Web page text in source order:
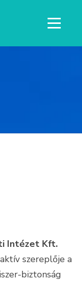
Intézet Kft.
szereplője a
biztonság